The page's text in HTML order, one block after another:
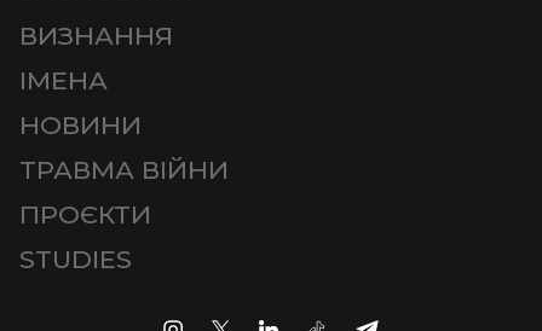
ВИЗНАННЯ
ІМЕНА
НОВИНИ
ТРАВМА ВІЙНИ
ПРОЄКТИ
STUDIES